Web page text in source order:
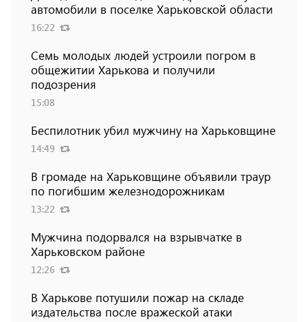
автомобили в поселке Харьковской области
16:22
Семь молодых людей устроили погром в
общежитии Харькова и получили
подозрения
15:08
Беспилотник убил мужчину на Харьковщине
14:49
В громаде на Харьковщине объявили траур
по погибшим железнодорожникам
13:22
Мужчина подорвался на взрывчатке в
Харьковском районе
12:26
В Харькове потушили пожар на складе
издательства после вражеской атаки